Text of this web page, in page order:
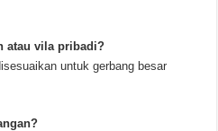
atau vila pribadi?
untuk gerbang besar